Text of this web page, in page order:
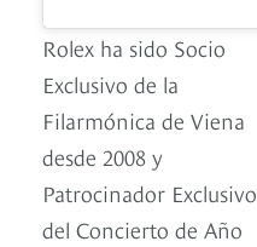
Rolex ha sido Socio
Exclusivo de la
Filarmónica de Viena
desde 2008 y
Patrocinador Exclusivo
del Concierto de Año